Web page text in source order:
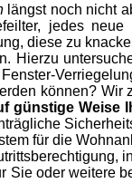
längst noch nicht
jedes
diese zu
Hierzu
können? Wir
günstige Weise
für die
Sie oder weitere